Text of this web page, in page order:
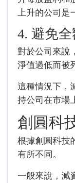
上升的公司是
4. 避免
對於公司來說
淨值過低而被
這種情況下，
持公司在市場
創圓科
根據創圓科技
有所不同。
一般來說，減